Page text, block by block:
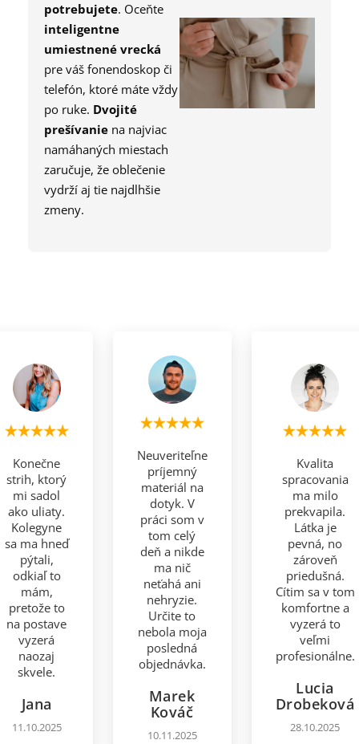
potrebujete. Oceňte
inteligentne
umiestnené vrecká
pre váš fonendoskop či
telefón, ktoré máte vždy
po ruke. Dvojité
prešívanie na najviac
namáhaných miestach
zaručuje, že oblečenie
vydrží aj tie najdlhšie
zmeny.
Konečne
strih, ktorý
mi sadol
ako uliaty.
Kolegyne
sa ma hneď
pýtali,
odkiaľ to
mám,
pretože to
na postave
vyzerá
naozaj
skvele.
Jana
11.10.2025
Neuveriteľne
príjemný
materiál na
dotyk. V
práci som v
tom celý
deň a nikde
ma nič
neťahá ani
nehryzie.
Určite to
nebola moja
posledná
objednávka.
Marek
Kováč
10.11.2025
Kvalita
spracovania
ma milo
prekvapila.
Látka je
pevná, no
zároveň
priedušná.
Cítim sa v tom
komfortne a
vyzerá to
veľmi
profesionálne.
Lucia
Drobeková
28.10.2025